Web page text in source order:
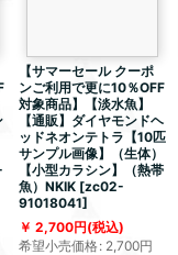
【サマーセール クーポ
ンご利用で更に10％OFF
対象商品】【淡水魚】
【通販】ダイヤモンドヘ
ッドネオンテトラ【10匹
サンプル画像】（生体）
【小型カラシン】（熱帯
魚）NKIK [zc02-
91018041]
2,700円(税込)
希望小売価格: 2,700円